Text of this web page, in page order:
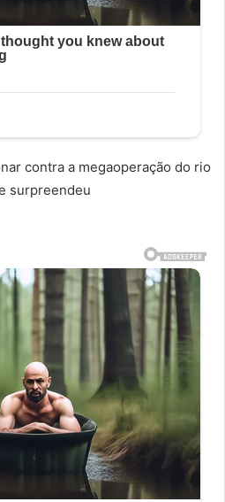
contra a megaoperação do rio
surpreendeu